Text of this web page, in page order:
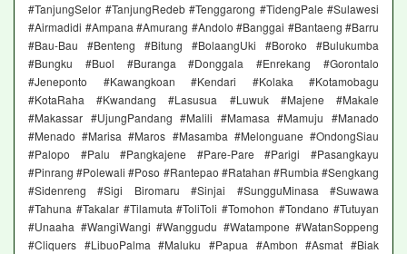
#TanjungSelor #TanjungRedeb #Tenggarong #TidengPale #Sulawesi
#Airmadidi #Ampana #Amurang #Andolo #Banggai #Bantaeng #Barru
#Bau-Bau #Benteng #Bitung #BolaangUki #Boroko #Bulukumba
#Bungku #Buol #Buranga #Donggala #Enrekang #Gorontalo
#Jeneponto #Kawangkoan #Kendari #Kolaka #Kotamobagu
#KotaRaha #Kwandang #Lasusua #Luwuk #Majene #Makale
#Makassar #UjungPandang #Malili #Mamasa #Mamuju #Manado
#Menado #Marisa #Maros #Masamba #Melonguane #OndongSiau
#Palopo #Palu #Pangkajene #Pare-Pare #Parigi #Pasangkayu
#Pinrang #Polewali #Poso #Rantepao #Ratahan #Rumbia #Sengkang
#Sidenreng #Sigi Biromaru #Sinjai #SungguMinasa #Suwawa
#Tahuna #Takalar #Tilamuta #ToliToli #Tomohon #Tondano #Tutuyan
#Unaaha #WangiWangi #Wanggudu #Watampone #WatanSoppeng
#Cliquers #LibuoPalma #Maluku #Papua #Ambon #Asmat #Biak